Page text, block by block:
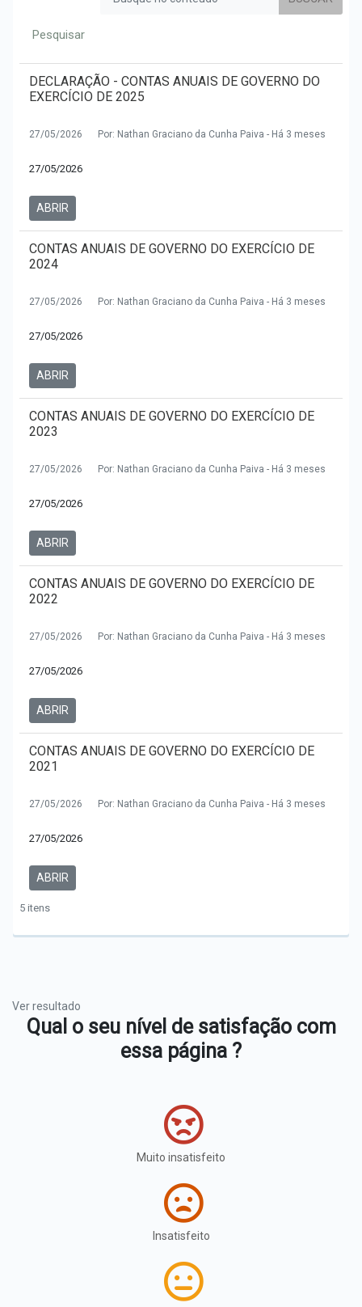
Tributos
Tomada de preço
DECLARAÇÃO - CONTAS ANUAIS DE GOVERNO DO
EXERCÍCIO DE 2025
27/05/2026 Por: Nathan Graciano da Cunha Paiva - Há 3 meses
27/05/2026
ABRIR
CONTAS ANUAIS DE GOVERNO DO EXERCÍCIO DE
2024
27/05/2026 Por: Nathan Graciano da Cunha Paiva - Há 3 meses
27/05/2026
ABRIR
CONTAS ANUAIS DE GOVERNO DO EXERCÍCIO DE
2023
27/05/2026 Por: Nathan Graciano da Cunha Paiva - Há 3 meses
27/05/2026
ABRIR
CONTAS ANUAIS DE GOVERNO DO EXERCÍCIO DE
2022
27/05/2026 Por: Nathan Graciano da Cunha Paiva - Há 3 meses
27/05/2026
ABRIR
CONTAS ANUAIS DE GOVERNO DO EXERCÍCIO DE
2021
27/05/2026 Por: Nathan Graciano da Cunha Paiva - Há 3 meses
27/05/2026
ABRIR
5 itens
Ver resultado
Qual o seu nível de satisfação com
essa página ?
Muito insatisfeito
Insatisfeito